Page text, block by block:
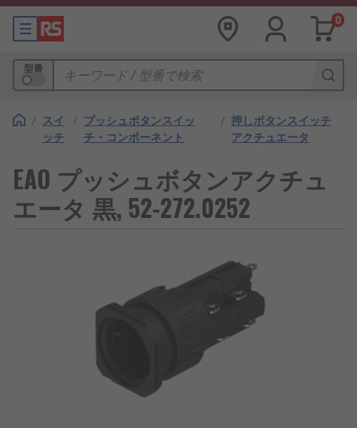
0
型番
/ スイ
ッチ
/ プッシュボタンスイッ
チ・コンポーネント
/ 押しボタンスイッチ
アクチュエータ
EAO プッシュボタンアクチュ
エータ 黒, 52-272.0252